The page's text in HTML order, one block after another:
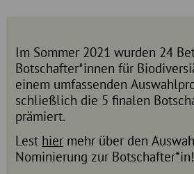
Im Sommer 2021 wurden 24
Botschafter*innen für
einem umfassenden
schließlich die 5 finalen
prämiert.
Lest hiermehr über den
Nominierung zur Botschafter*in!